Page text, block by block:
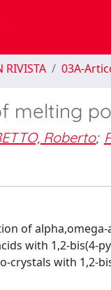
RIVISTA 03A-
melting
Roberto;
of alpha,omega-
with 1,2-bis(4-
crystals with 1,2-